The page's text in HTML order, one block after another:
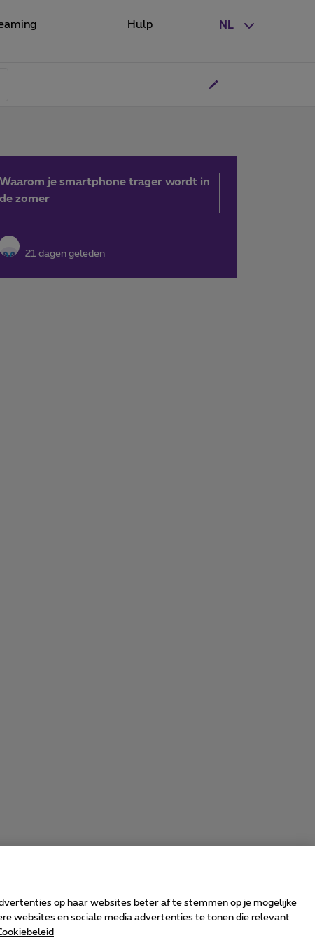
NL
Hulp
Waarom je smartphone trager wordt in
de zomer
21 dagen geleden
op haar websites beter af te stemmen op je mogelijke
websites en sociale media advertenties te tonen die relevant